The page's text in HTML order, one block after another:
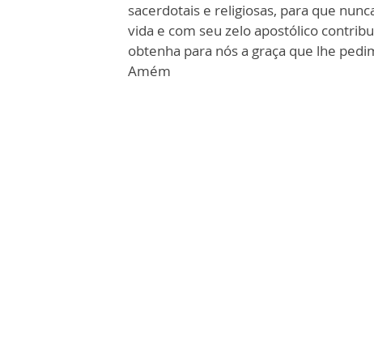
sacerdotais e religiosas, para que
vida e com seu zelo apostólico
obtenha para nós a graça que lhe
Amém